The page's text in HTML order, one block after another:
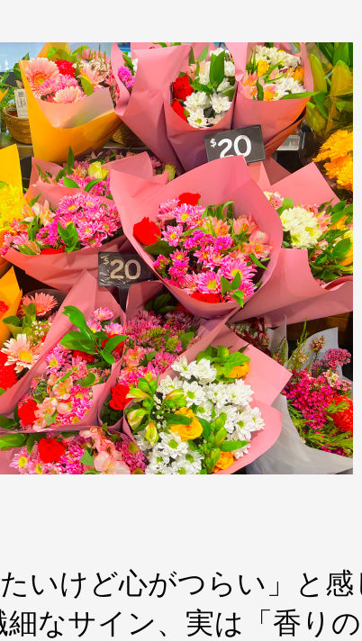
いけど心がつらい」と感
なサイン、実は「香りの